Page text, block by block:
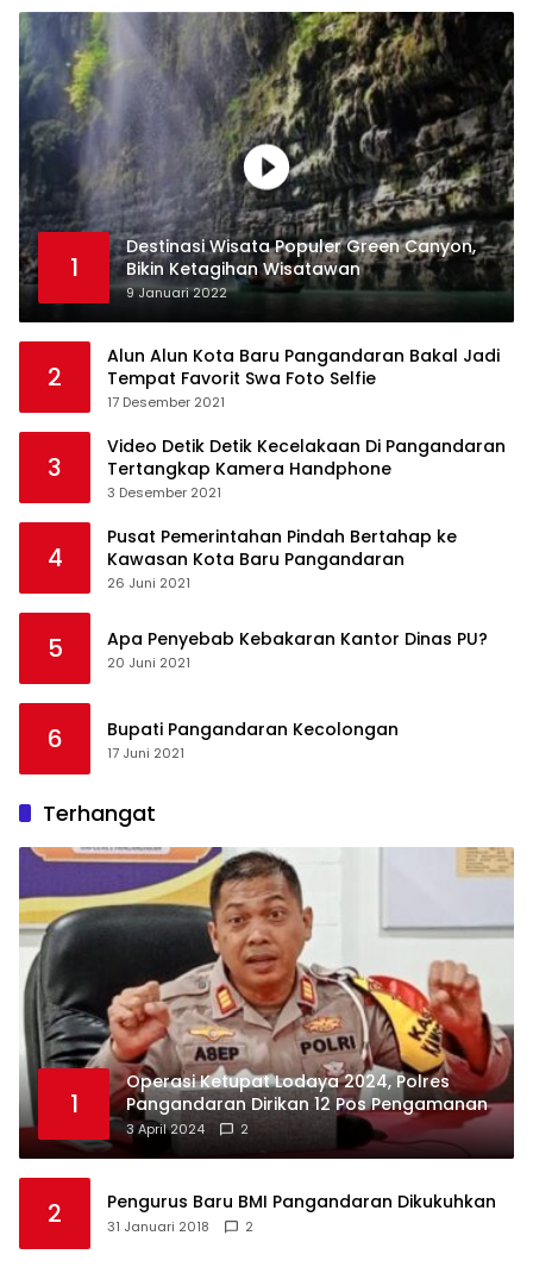
1
Destinasi Wisata Populer Green Canyon,
Bikin Ketagihan Wisatawan
9 Januari 2022
2
Alun Alun Kota Baru Pangandaran Bakal Jadi
Tempat Favorit Swa Foto Selfie
17 Desember 2021
3
Video Detik Detik Kecelakaan Di Pangandaran
Tertangkap Kamera Handphone
3 Desember 2021
4
Pusat Pemerintahan Pindah Bertahap ke
Kawasan Kota Baru Pangandaran
26 Juni 2021
5 Apa Penyebab Kebakaran Kantor Dinas PU?
20 Juni 2021
6 Bupati Pangandaran Kecolongan
17 Juni 2021
Terhangat
1
Operasi Ketupat Lodaya 2024, Polres
Pangandaran Dirikan 12 Pos Pengamanan
3 April 2024 2
2 Pengurus Baru BMI Pangandaran Dikukuhkan
31 Januari 2018 2